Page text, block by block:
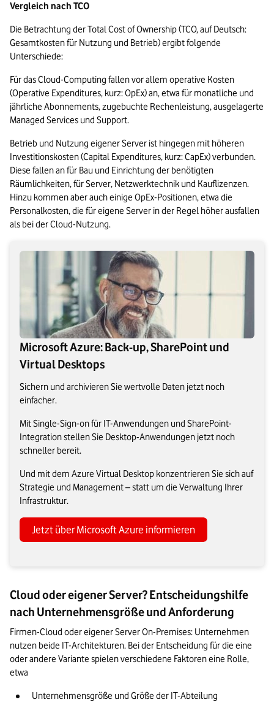
Vergleich nach TCO
Die Betrachtung der Total Cost of Ownership (TCO, auf Deutsch:
Gesamtkosten für Nutzung und Betrieb) ergibt folgende
Unterschiede:
Für das Cloud-Computing fallen vor allem operative Kosten
(Operative Expenditures, kurz: OpEx) an, etwa für monatliche und
jährliche Abonnements, zugebuchte Rechenleistung, ausgelagerte
Managed Services und Support.
Betrieb und Nutzung eigener Server ist hingegen mit höheren
Investitionskosten (Capital Expenditures, kurz: CapEx) verbunden.
Diese fallen an für Bau und Einrichtung der benötigten
Räumlichkeiten, für Server, Netzwerktechnik und Kauflizenzen.
Hinzu kommen aber auch einige OpEx-Positionen, etwa die
Personalkosten, die für eigene Server in der Regel höher ausfallen
als bei der Cloud-Nutzung.
Microsoft Azure: Back-up, SharePoint und
Virtual Desktops
Sichern und archivieren Sie wertvolle Daten jetzt noch
einfacher.
Mit Single-Sign-on für IT-Anwendungen und SharePoint-
Integration stellen Sie Desktop-Anwendungen jetzt noch
schneller bereit.
Und mit dem Azure Virtual Desktop konzentrieren Sie sich auf
Strategie und Management – statt um die Verwaltung Ihrer
Infrastruktur.
Jetzt über Microsoft Azure informieren
Cloud oder eigener Server? Entscheidungshilfe
nach Unternehmensgröße und Anforderung
Firmen-Cloud oder eigener Server On-Premises: Unternehmen
nutzen beide IT-Architekturen. Bei der Entscheidung für die eine
oder andere Variante spielen verschiedene Faktoren eine Rolle,
etwa
Unternehmensgröße und Größe der IT-Abteilung